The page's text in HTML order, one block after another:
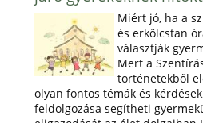
Miért jó, ha a
és erkölcstan
választják
Mert a
történetekből
olyan fontos témák és
feldolgozása segítheti